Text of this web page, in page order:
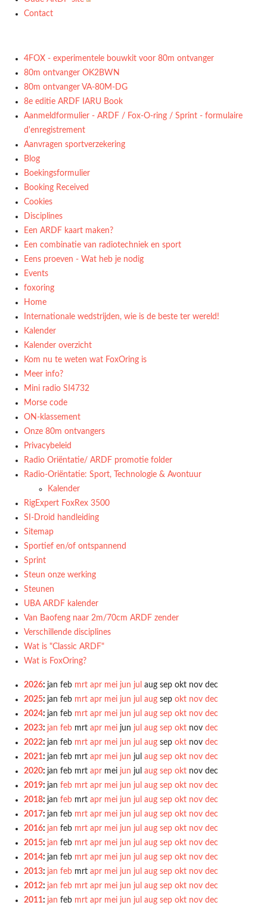
Contact
4FOX - experimentele bouwkit voor 80m ontvanger
80m ontvanger OK2BWN
80m ontvanger VA-80M-DG
8e editie ARDF IARU Book
Aanmeldformulier - ARDF / Fox-O-ring / Sprint - formulaire
d'enregistrement
Aanvragen sportverzekering
Blog
Boekingsformulier
Booking Received
Cookies
Disciplines
Een ARDF kaart maken?
Een combinatie van radiotechniek en sport
Eens proeven - Wat heb je nodig
Events
foxoring
Home
Internationale wedstrijden, wie is de beste ter wereld!
Kalender
Kalender overzicht
Kom nu te weten wat FoxOring is
Meer info?
Mini radio SI4732
Morse code
ON-klassement
Onze 80m ontvangers
Privacybeleid
Radio Oriëntatie/ ARDF promotie folder
Radio‑Oriëntatie: Sport, Technologie & Avontuur
Kalender
RigExpert FoxRex 3500
SI-Droid handleiding
Sitemap
Sportief en/of ontspannend
Sprint
Steun onze werking
Steunen
UBA ARDF kalender
Van Baofeng naar 2m/70cm ARDF zender
Verschillende disciplines
Wat is "Classic ARDF"
Wat is FoxOring?
2026: jan feb mrt apr mei jun jul aug sep okt nov dec
2025: jan feb mrt apr mei jun jul aug sep okt nov dec
2024: jan feb mrt apr mei jun jul aug sep okt nov dec
2023: jan feb mrt apr mei jun jul aug sep okt nov dec
2022: jan feb mrt apr mei jun jul aug sep okt nov dec
2021: jan feb mrt apr mei jun jul aug sep okt nov dec
2020: jan feb mrt apr mei jun jul aug sep okt nov dec
2019: jan feb mrt apr mei jun jul aug sep okt nov dec
2018: jan feb mrt apr mei jun jul aug sep okt nov dec
2017: jan feb mrt apr mei jun jul aug sep okt nov dec
2016: jan feb mrt apr mei jun jul aug sep okt nov dec
2015: jan feb mrt apr mei jun jul aug sep okt nov dec
2014: jan feb mrt apr mei jun jul aug sep okt nov dec
2013: jan feb mrt apr mei jun jul aug sep okt nov dec
2012: jan feb mrt apr mei jun jul aug sep okt nov dec
2011: jan feb mrt apr mei jun jul aug sep okt nov dec